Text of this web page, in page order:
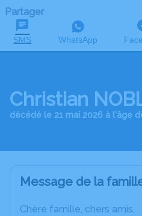
Partager
SMS WhatsApp
Christian
décédé le 21 mai 2026 à l'âge
Message de la
Chère famille, chers amis,